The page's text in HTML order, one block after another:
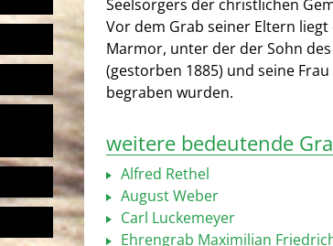
Seelsorgers der christlichen
Vor dem Grab seiner Eltern
Marmor, unter der der Sohn
(gestorben 1885) und seine
begraben wurden.
weitere bedeutende
Alfred Rethel
August Weber
Carl Luckemeyer
Ehrengrab Maximilian